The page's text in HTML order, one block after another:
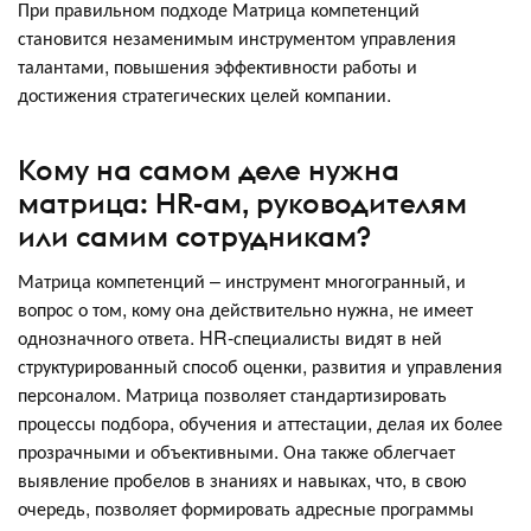
При правильном подходе Матрица компетенций
становится незаменимым инструментом управления
талантами, повышения эффективности работы и
достижения стратегических целей компании.
Кому на самом деле нужна
матрица: HR-ам, руководителям
или самим сотрудникам?
Матрица компетенций – инструмент многогранный, и
вопрос о том, кому она действительно нужна, не имеет
однозначного ответа. HR-специалисты видят в ней
структурированный способ оценки, развития и управления
персоналом. Матрица позволяет стандартизировать
процессы подбора, обучения и аттестации, делая их более
прозрачными и объективными. Она также облегчает
выявление пробелов в знаниях и навыках, что, в свою
очередь, позволяет формировать адресные программы